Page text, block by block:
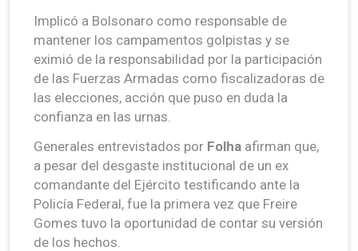
Implicó a Bolsonaro como responsable de
mantener los campamentos golpistas y se
eximió de la responsabilidad por la participación
de las Fuerzas Armadas como fiscalizadoras de
las elecciones, acción que puso en duda la
confianza en las urnas.
Generales entrevistados por Folha afirman que,
a pesar del desgaste institucional de un ex
comandante del Ejército testificando ante la
Policía Federal, fue la primera vez que Freire
Gomes tuvo la oportunidad de contar su versión
de los hechos.